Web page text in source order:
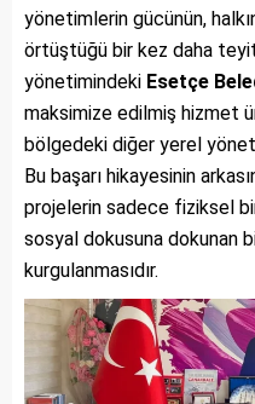
yönetimlerin gücünün,
örtüştüğü bir kez daha
yönetimindeki Esetçe
maksimize edilmiş hizmet
bölgedeki diğer yerel
Bu başarı hikayesinin
projelerin sadece fiziksel
sosyal dokusuna dokunan
kurgulanmasıdır.